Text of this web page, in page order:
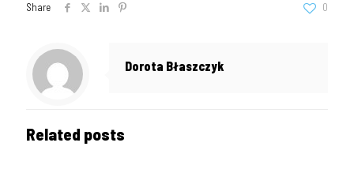
Share 0
Dorota Błaszczyk
Related posts